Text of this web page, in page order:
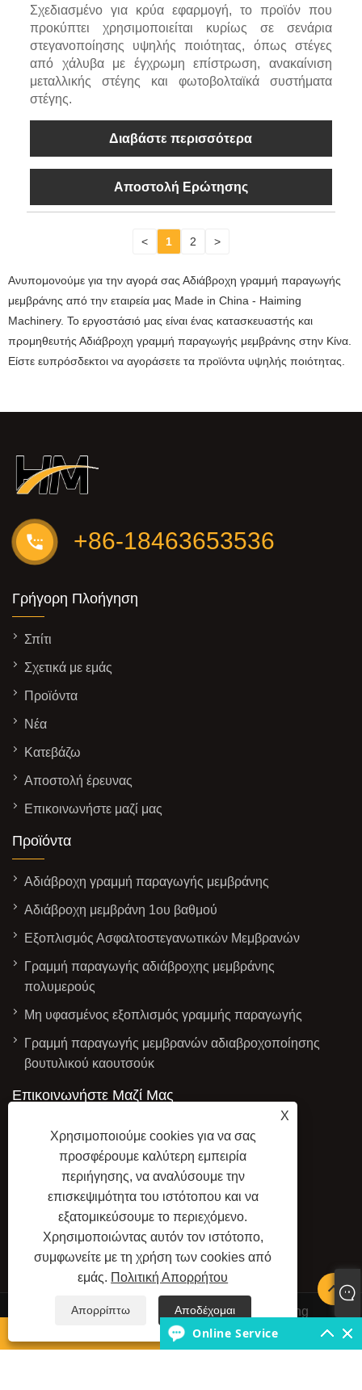
Σχεδιασμένο για κρύα εφαρμογή, το προϊόν που
προκύπτει χρησιμοποιείται κυρίως σε σενάρια
στεγανοποίησης υψηλής ποιότητας, όπως στέγες
από χάλυβα με έγχρωμη επίστρωση, ανακαίνιση
μεταλλικής στέγης και φωτοβολταϊκά συστήματα
στέγης.
Διαβάστε περισσότερα
Αποστολή Ερώτησης
< 1 2 >
Ανυπομονούμε για την αγορά σας Αδιάβροχη γραμμή παραγωγής
μεμβράνης από την εταιρεία μας Made in China - Haiming
Machinery. Το εργοστάσιό μας είναι ένας κατασκευαστής και
προμηθευτής Αδιάβροχη γραμμή παραγωγής μεμβράνης στην Κίνα.
Είστε ευπρόσδεκτοι να αγοράσετε τα προϊόντα υψηλής ποιότητας.
X
Χρησιμοποιούμε cookies για να σας
προσφέρουμε καλύτερη εμπειρία
περιήγησης, να αναλύσουμε την
επισκεψιμότητα του ιστότοπου και να
εξατομικεύσουμε το περιεχόμενο.
Χρησιμοποιώντας αυτόν τον ιστότοπο,
συμφωνείτε με τη χρήση των cookies από
εμάς. Πολιτική Απορρήτου
Απορρίπτω Αποδέχομαι
+86-18463653536
Γρήγορη Πλοήγηση
Σπίτι
Σχετικά με εμάς
Προϊόντα
Νέα
Κατεβάζω
Αποστολή έρευνας
Επικοινωνήστε μαζί μας
Προϊόντα
Αδιάβροχη γραμμή παραγωγής μεμβράνης
Αδιάβροχη μεμβράνη 1ου βαθμού
Εξοπλισμός Ασφαλτοστεγανωτικών Μεμβρανών
Γραμμή παραγωγής αδιάβροχης μεμβράνης
πολυμερούς
Μη υφασμένος εξοπλισμός γραμμής παραγωγής
Γραμμή παραγωγής μεμβρανών αδιαβροχοποίησης
βουτυλικού καουτσούκ
Επικοινωνήστε Μαζί Μας
ΔΙΕΎΘΥΝΣΗ: Βιομηχανικό πάρκο
Taitou, πόλη Shouguang, επαρχία
Shandong, Κίνα
ΗΛΕΚΤΡΟΝΙΚΗ ΔΙΕΥΘΥΝΣΗ:
haiming@haimingmachine.com
ΦΑΞ: +86-18463653536
+86-18463653536
Πνευματικά δικαιώματα © 2025 Shouguang Haiming
Machinery Co., Ltd. Με την επιφύλαξη παντός δικαιώματος.
LINKS SITEMAP RSS XML ΠΟΛΙΤΙΚΉ ΑΠΟΡΡΉΤΟΥ
ΗΛΕΚΤΡΟΝΙΚΗ ΔΙΕΥΘΥΝΣΗ
Online Service